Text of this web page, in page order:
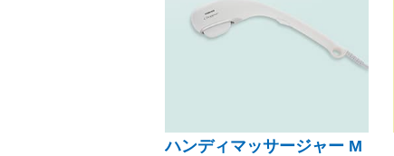
ハンディマッサージャー M